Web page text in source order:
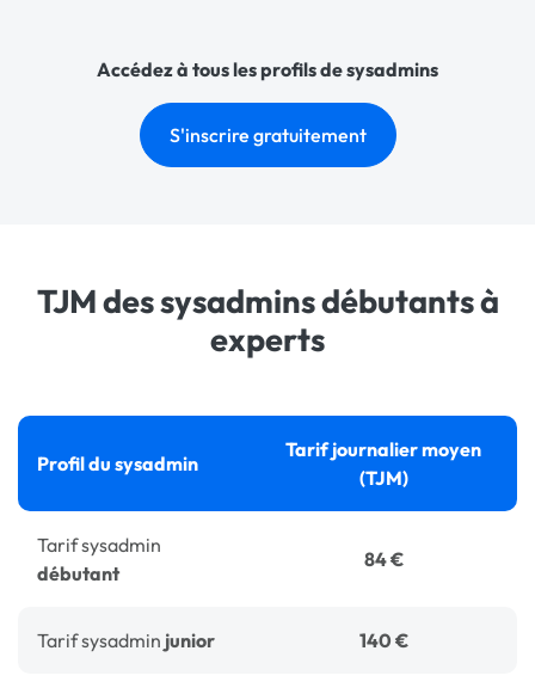
Accédez à tous les profils de sysadmins
S'inscrire gratuitement
TJM des sysadmins débutants à
experts
Profil du sysadmin
Tarif journalier moyen
(TJM)
Tarif sysadmin
débutant
84 €
Tarif sysadmin junior 140 €